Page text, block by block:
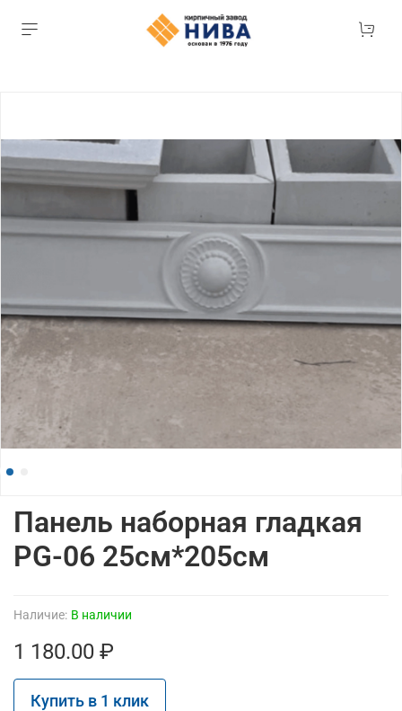
Наличие: В наличии
Панель наборная гладкая
PG-06 25см*205см
1 180.00 ₽
Купить в 1 клик